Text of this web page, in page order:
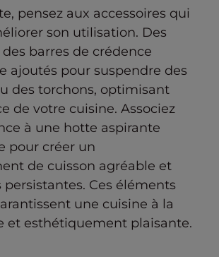
pensez aux accessoires qui
son utilisation. Des
barres de crédence
ajoutés pour suspendre des
des torchons, optimisant
de votre cuisine. Associez
à une hotte aspirante
pour créer un
de cuisson agréable et
persistantes. Ces éléments
une cuisine à la
et esthétiquement plaisante.